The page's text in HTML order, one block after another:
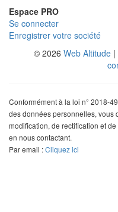
Espace PRO
Se connecter
Enregistrer votre société
© 2026 Web Altitude |
Conformément à la loi n° 2018-
des données personnelles, vous
modification, de rectification et
en nous contactant.
Par email :Cliquez ici